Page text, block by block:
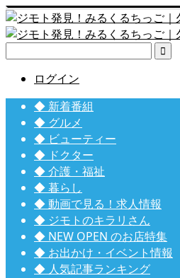

ログイン
◆ 新着番組
◆ グルメ
◆ ビューティー
◆ ドクター
◆ 介護・福祉
◆ 暮らし
◆ 動画で見る！求人情報
◆ ジモトのキラリさん
◆ NEW OPEN のお店特集
◆ お出かけ・イベント情報
◆ 人気記事ランキング